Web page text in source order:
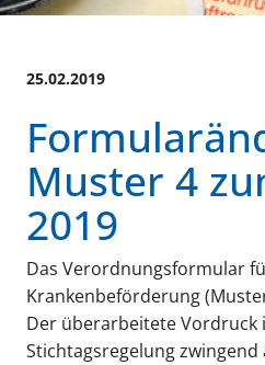
25.02.2019
Muster 4
2019
Das Verordnungsformular
Krankenbeförderung
Der überarbeitete Vordruck
Stichtagsregelung zwingend